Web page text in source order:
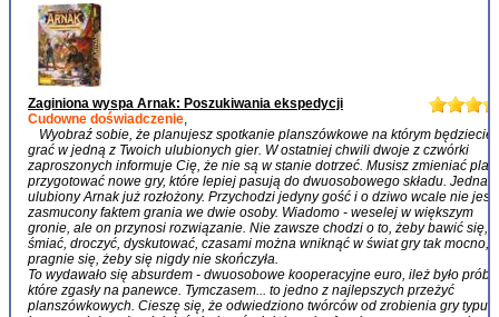
Zaginiona wyspa Arnak: Poszukiwania ekspedycji
Cudowne doświadczenie,
Wyobraź sobie, że planujesz spotkanie planszówkowe na którym będziecie
grać w jedną z Twoich ulubionych gier. W ostatniej chwili dwoje z czwórki
zaproszonych informuje Cię, że nie są w stanie dotrzeć. Musisz zmieniać
przygotować nowe gry, które lepiej pasują do dwuosobowego składu. Jednak
ulubiony Arnak już rozłożony. Przychodzi jedyny gość i o dziwo wcale nie jest
zasmucony faktem grania we dwie osoby. Wiadomo - weselej w większym
gronie, ale on przynosi rozwiązanie. Nie zawsze chodzi o to, żeby bawić się,
śmiać, droczyć, dyskutować, czasami można wniknąć w świat gry tak mocno,
pragnie się, żeby się nigdy nie skończyła.
To wydawało się absurdem - dwuosobowe kooperacyjne euro, ileż było prób,
które zgasły na panewce. Tymczasem... to jedno z najlepszych przeżyć
planszówkowych. Cieszę się, że odwiedziono twórców od zrobienia gry typu